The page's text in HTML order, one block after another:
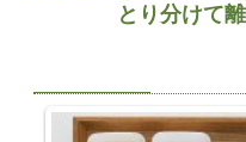
とり分けて